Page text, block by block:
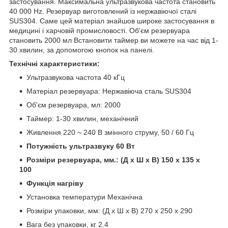
40 000 Hz. Резервуар виготовлений із нержавіючої сталі
SUS304. Саме цей матеріал знайшов широке застосування в
медицині і харчовій промисловості. Об'єм резервуара
становить 2000 мл Встановити таймер ви можете на час від 1-
30 хвилин, за допомогою кнопок на панелі.
Технічні характеристики:
Ультразвукова частота 40 кГц
Матеріал резервуара: Нержавіюча сталь SUS304
Об'єм резервуара, мл: 2000
Таймер: 1-30 хвилин, механічний
Живлення 220 ~ 240 В змінного струму, 50 / 60 Гц
Потужність ультразвуку 60 Вт
Розміри резервуара, мм.: (Д x Ш x В) 150 x 135 x
100
Функція нагріву
Установка температури Механічна
Розміри упаковки, мм: (Д x Ш x В) 270 x 250 x 290
Вага без упаковки, кг 2.4